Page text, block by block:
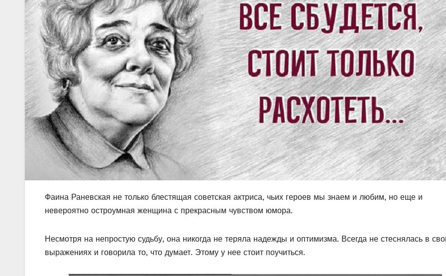
Фаина Раневская не только блестящая советская актриса, чьих героев мы знаем и любим, но еще и
невероятно остроумная женщина с прекрасным чувством юмора.
Несмотря на непростую судьбу, она никогда не теряла надежды и оптимизма. Всегда не стеснялась в
выражениях и говорила то, что думает. Этому у нее стоит поучиться.